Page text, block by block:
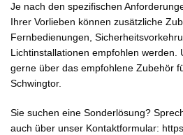
Je nach den spezifischen
Ihrer Vorlieben können zusätzliche
Fernbedienungen,
Lichtinstallationen empfohlen werden.
gerne über das empfohlene Zubehör
Schwingtor.
Sie suchen eine Sonderlösung?
auch über unser Kontaktformular: